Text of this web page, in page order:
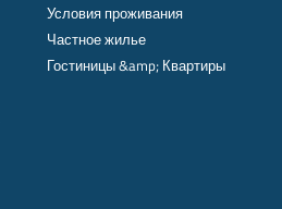
Условия проживания
Частное жилье
Гостиницы &amp; Квартиры